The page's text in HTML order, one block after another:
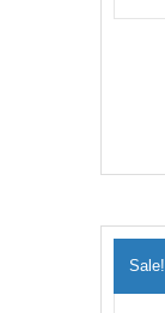
Sale!